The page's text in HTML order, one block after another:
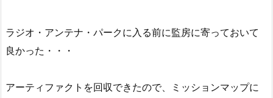
ラジオ・アンテナ・パークに入る前に監房に寄っておいて
良かった・・・
アーティファクトを回収できたので、ミッションマップに